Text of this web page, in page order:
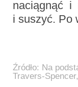
naciągnąć i
i suszyć. Po
Źródło: Na
Travers-